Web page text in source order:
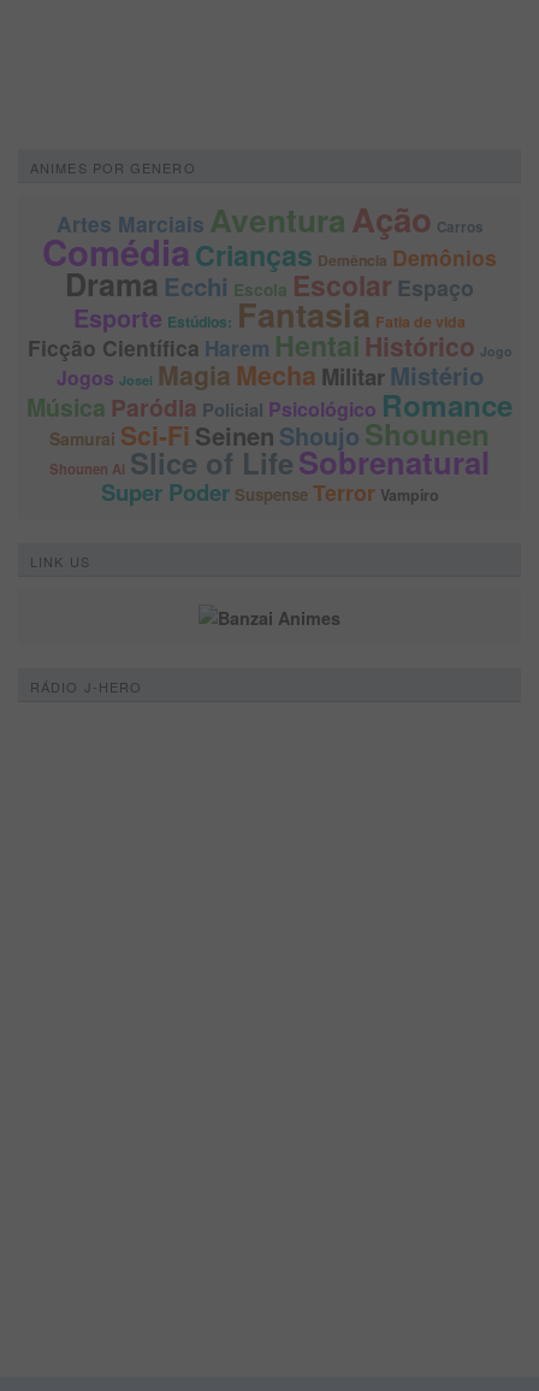
ANIMES POR GENERO
Artes Marciais AventuraAção Carros
ComédiaCrianças Demência Demônios
Drama Ecchi Escola Escolar Espaço
Esporte Estúdios: Fantasia Fatia de vida
Ficção Científica Harem Hentai Histórico Jogo
Jogos Josei MagiaMecha Militar Mistério
Música Paródia Policial Psicológico Romance
Samurai Sci-Fi Seinen Shoujo Shounen
Shounen Ai Slice of LifeSobrenatural
Super Poder Suspense Terror Vampiro
LINK US
RÁDIO J-HERO